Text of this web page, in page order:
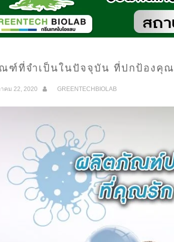
ฑ์ที่จำเป็นในปัจจุบัน ที่ปกป้องคุ
คม 22, 2020 GREENTECHBIOLAB